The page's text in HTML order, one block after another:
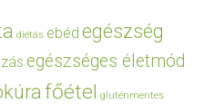
diétás ebéd egészség
egészséges életmód
főétel gluténmentes